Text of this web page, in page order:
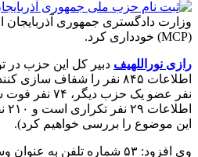
وزارت دادگستری جمهوری
(MCP) خودداری کرد.
رازی نوراللهیف دبیر کل این حزب در
اطلاعات ۲۹ نفر تکراری است و ۲۱۰ نفر
این موضوع را بررسی خواهیم کرد).